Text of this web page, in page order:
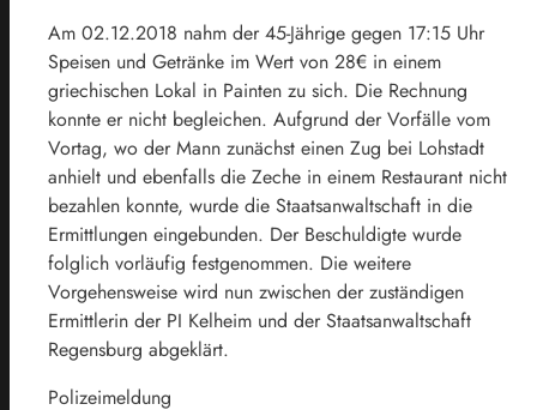
Am 02.12.2018 nahm der 45-Jährige gegen 17:15 Uhr
Speisen und Getränke im Wert von 28€ in einem
griechischen Lokal in Painten zu sich. Die Rechnung
konnte er nicht begleichen. Aufgrund der Vorfälle vom
Vortag, wo der Mann zunächst einen Zug bei Lohstadt
anhielt und ebenfalls die Zeche in einem Restaurant nicht
bezahlen konnte, wurde die Staatsanwaltschaft in die
Ermittlungen eingebunden. Der Beschuldigte wurde
folglich vorläufig festgenommen. Die weitere
Vorgehensweise wird nun zwischen der zuständigen
Ermittlerin der PI Kelheim und der Staatsanwaltschaft
Regensburg abgeklärt.
Polizeimeldung